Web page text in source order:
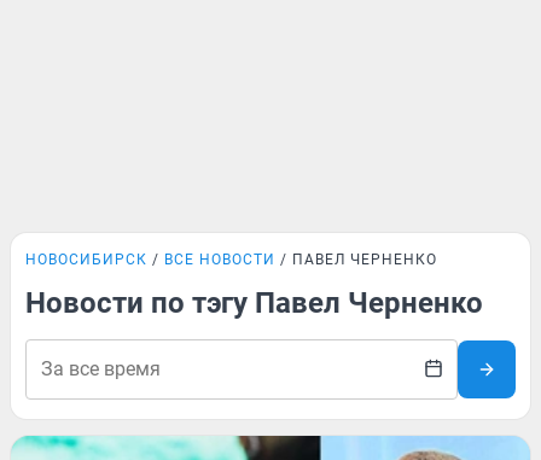
НОВОСИБИРСК ВСЕ НОВОСТИ ПАВЕЛ ЧЕРНЕНКО
Новости по тэгу Павел Черненко